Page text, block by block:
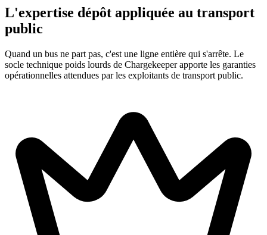
L'expertise dépôt appliquée au transport
public
Quand un bus ne part pas, c'est une ligne entière qui s'arrête. Le
socle technique poids lourds de Chargekeeper apporte les garanties
opérationnelles attendues par les exploitants de transport public.